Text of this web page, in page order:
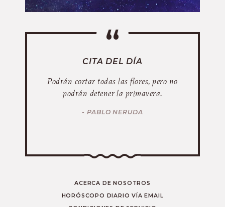
CITA DEL DÍA
Podrán cortar todas las flores, pero no
podrán detener la primavera.
- PABLO NERUDA
ACERCA DE NOSOTROS
HORÓSCOPO DIARIO VÍA EMAIL